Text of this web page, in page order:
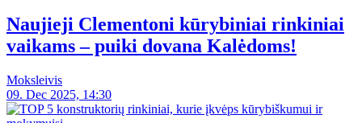
Naujieji Clementoni kūrybiniai rinkiniai
vaikams – puiki dovana Kalėdoms!
Moksleivis
09. Dec 2025, 14:30